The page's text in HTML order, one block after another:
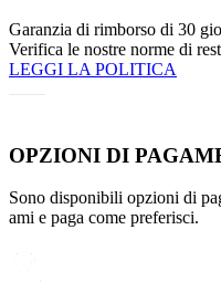
Garanzia di rimborso di 30
Verifica le nostre norme di
LEGGI LA POLITICA
OPZIONI DI
Sono disponibili opzioni di
ami e paga come preferisci.